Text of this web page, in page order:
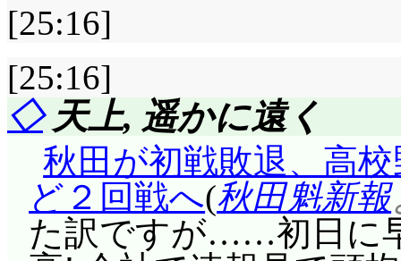
こんな噛み方がある
恐い姐御でしたよこ
めに一体何を齎した
ED: 中原さんの歌と
に納得。
次回予告: とがめが
[25:16]
[25:16]
◇天上, 遥かに遠く
秋田が初戦敗退、高
ど２回戦へ(秋田魁新報
た訳ですが……初日に